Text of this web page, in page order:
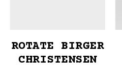
ROTATE BIRGER
CHRISTENSEN